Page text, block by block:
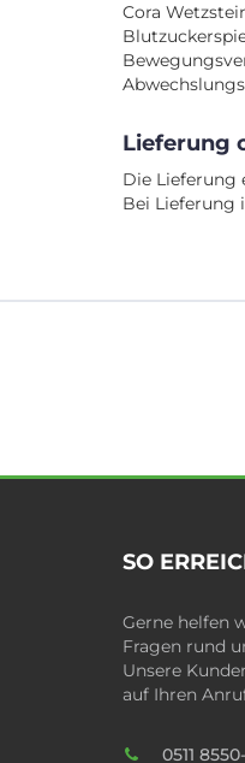
Cora
Lieferung
Die Lieferung
Bei Lieferung
SO
Gerne helfen
Fragen rund
Unsere
auf Ihren
0511